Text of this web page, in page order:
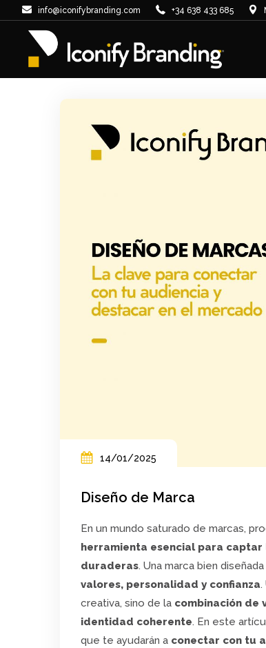
info@iconifybranding.com +34 638 433 685
14/01/2025
Diseño de Marca
En un mundo saturado de marcas,
herramienta esencial para
duraderas. Una marca bien
valores, personalidad y confianza.
creativa, sino de la combinación de
identidad coherente. En este
que te ayudarán a conectar con tu